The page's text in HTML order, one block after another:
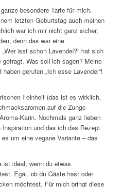
besondere Tarte für mich.
letzten Geburtstag auch meinen
war ich mir nicht ganz sicher,
denn das war eine
isst schon Lavendel?“ hat sich
Was soll ich sagen? Meine
gerufen „Ich esse Lavendel“!
Feinheit (das ist es wirklich,
auf die Zunge
Karin. Nochmals ganz lieben
und das ich das Rezept
um eine vegane Variante – das
ist ideal, wenn du etwas
Egal, ob du Gäste hast oder
möchtest. Für mich bringt diese